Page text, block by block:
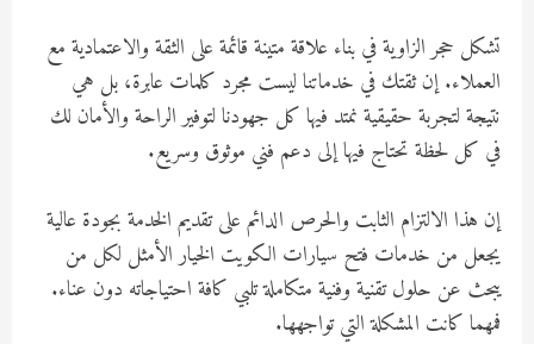
تشكل حجر الزاوية في بناء علاقة متينة قائمة على الثقة والاعتمادية مع
العملاء. إن ثقتك في خدماتنا ليست مجرد كلمات عابرة، بل هي
نتيجة لتجربة حقيقية نمتد فيها كل جهودنا لتوفير الراحة والأمان لك
في كل لحظة تحتاج فيها إلى دعم فني موثوق وسريع.
إن هذا الالتزام الثابت والحرص الدائم على تقديم الخدمة بجودة عالية
يجعل من خدمات فتح سيارات الكويت الخيار الأمثل لكل من
يبحث عن حلول تقنية وفنية متكاملة تلبي كافة احتياجاته دون عناء.
فمهما كانت المشكلة التي تواجهها.